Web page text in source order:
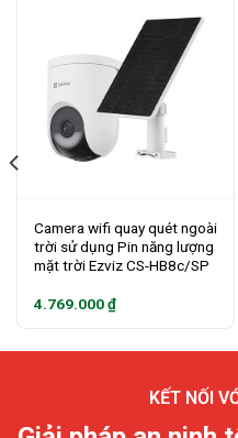
Camera wifi quay quét ngoài
trời sử dụng Pin năng lượng
mặt trời Ezviz CS-HB8c/SP
4.769.000₫
KẾT NỐI